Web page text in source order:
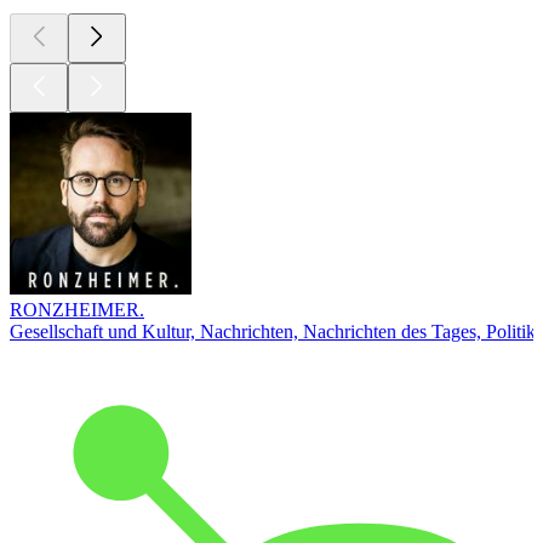
RONZHEIMER.
Gesellschaft und Kultur, Nachrichten, Nachrichten des Tages, Politik